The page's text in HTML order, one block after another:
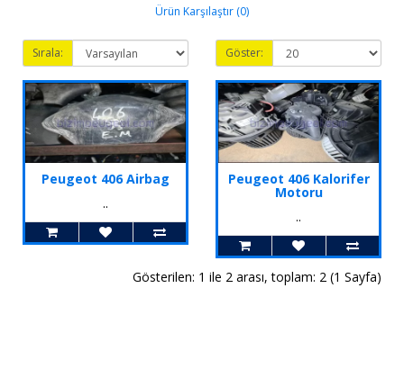
Ürün Karşılaştır (0)
Sırala: Göster:
Peugeot 406 Airbag
..
Peugeot 406 Kalorifer
Motoru
..
Gösterilen: 1 ile 2 arası, toplam: 2 (1 Sayfa)